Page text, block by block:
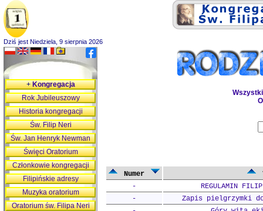
Dziś jest Niedziela, 9 sierpnia 2026
O
Numer
-
REGULAMIN
-
Zapis pielgrzymki
+Kongregacja
Rok Jubileuszowy
Historia kongregacji
Św. Filip Neri
Św. Jan Henryk Newman
Święci Oratorium
Członkowie kongregacji
Filipińskie adresy
Muzyka oratorium
Oratorium św. Filipa Neri